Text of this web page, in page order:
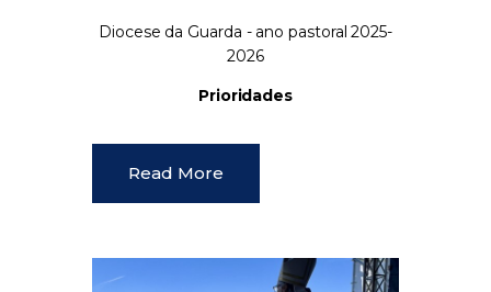
Diocese da Guarda - ano pastoral 2025-
2026
Prioridades
Read More